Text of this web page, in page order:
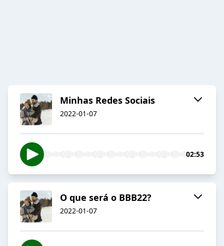
Minhas Redes Sociais
2022-01-07
02:53
O que será o BBB22?
2022-01-07